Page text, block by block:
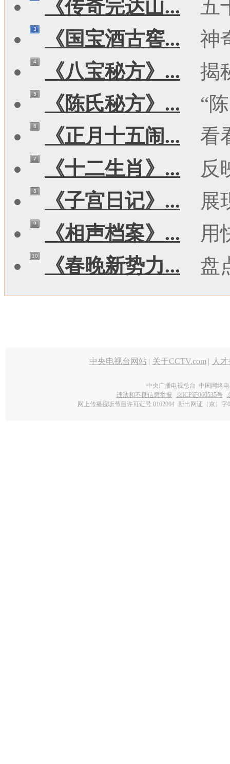
《传奇完达山... 五
3 《国宝酒古窖... 神
4 《八宝秘方》... 揭
5 《陈氏秘方》... “
6 《正月十五闹... 看
7 《十二生肖》... 反
8 《子宫日记》... 展
9 《相声档案》... 用
10 《春晚新势力... 盘
中央电视台网站 | 关于CCTV.com | 人
中央广播电视总台 中国网络
违法和不良信息举报
京ICP证060535号
网上传播视听节目许可证号 0102004 新出网证（京）